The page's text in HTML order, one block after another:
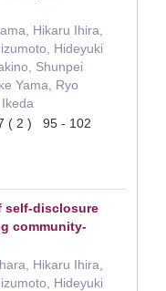
Hikaru Ihira,
Hideyuki
Shunpei
Yama, Ryo
( 2 ) 95 - 102
self-disclosure
community-
Hikaru Ihira,
Hideyuki